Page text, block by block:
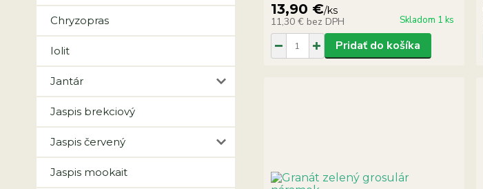
Chryzopras
Iolit
Jantár
Jaspis brekciový
Jaspis červený
Jaspis mookait
13,90 €/ks
11,30 € bez DPH Skladom 1 ks
Pridať do košíka